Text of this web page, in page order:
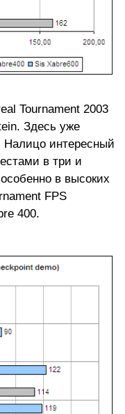
Tournament 2003
Здесь уже
Налицо интересный
в три и
в высоких
FPS
400.